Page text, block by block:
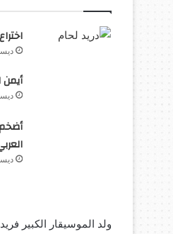
ديسمبر
ديسمبر
ديسمبر